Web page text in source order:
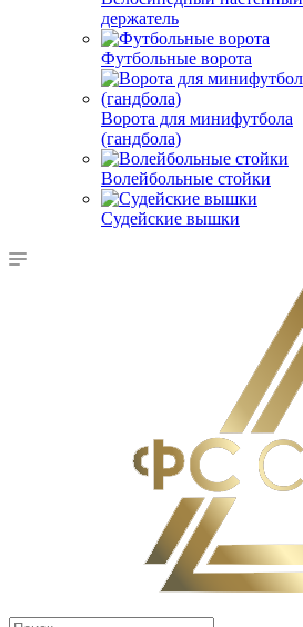
держатель
Футбольные ворота
Ворота для минифутбола
(гандбола)
Волейбольные стойки
Судейские вышки